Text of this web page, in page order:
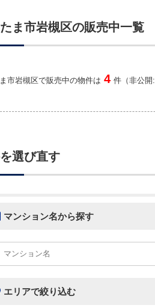
ま市岩槻区の販売中一覧
市岩槻区で販売中の物件は 4 件（非公開:
選び直す
マンション名から探す
エリアで絞り込む